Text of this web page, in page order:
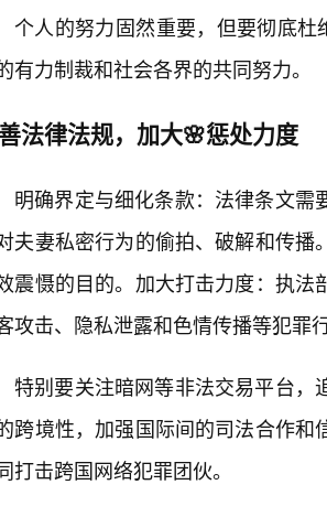
个人的努力固然重要，但要彻底杜
有力制裁和社会各界的共同努力。
法律法规，加大🌸惩处力度
明确界定与细化条款：法律条文
夫妻私密行为的偷拍、破解和传
震慑的目的。加大打击力度：执
攻击、隐私泄露和色情传播等犯罪
特别要关注暗网等非法交易平台，
跨境性，加强国际间的司法合作
打击跨国网络犯罪团伙。